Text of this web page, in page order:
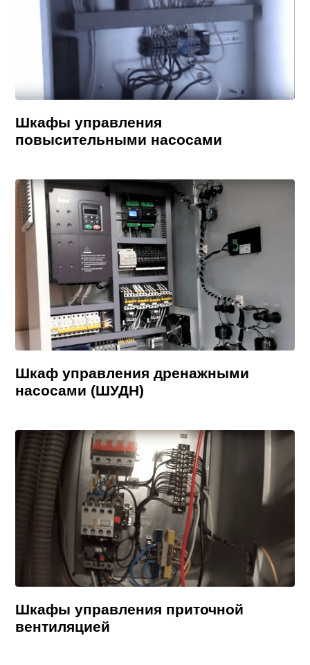
Шкафы управления
повысительными насосами
Шкаф управления дренажными
насосами (ШУДН)
Шкафы управления приточной
вентиляцией